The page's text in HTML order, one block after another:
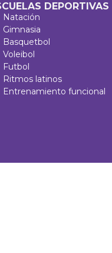
DEPORTIVAS
Natación
Gimnasia
Basquetbol
Voleibol
Futbol
Ritmos latinos
Entrenamiento funcional